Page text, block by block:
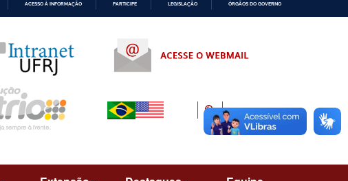
ACESSO À INFORMAÇÃO PARTICIPE LEGISLAÇÃO ÓRGÃOS DO GOVERNO